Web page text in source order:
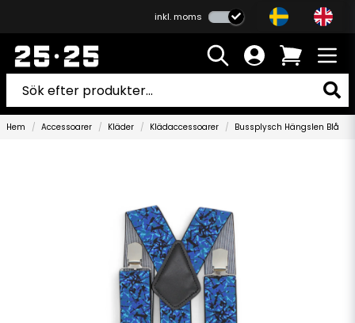
inkl. moms
Hem Accessoarer Kläder Klädaccessoarer Bussplysch Hängslen Blå